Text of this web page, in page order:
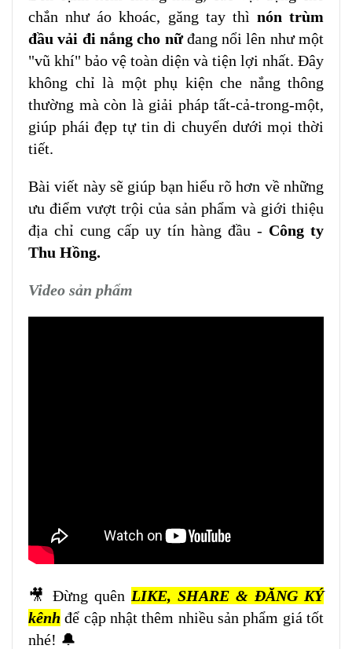
chắn như áo khoác, găng tay thì nón trùm
đầu vải đi nắng cho nữđang nổi lên như một
"vũ khí" bảo vệ toàn diện và tiện lợi nhất. Đây
không chỉ là một phụ kiện che nắng thông
thường mà còn là giải pháp tất-cả-trong-một,
giúp phái đẹp tự tin di chuyển dưới mọi thời
tiết.
Bài viết này sẽ giúp bạn hiểu rõ hơn về những
ưu điểm vượt trội của sản phẩm và giới thiệu
địa chỉ cung cấp uy tín hàng đầu - Công ty
Thu Hồng.
Video sản phẩm
🎥 Đừng quên LIKE, SHARE & ĐĂNG KÝ
kênh để cập nhật thêm nhiều sản phẩm giá tốt
nhé! 🔔